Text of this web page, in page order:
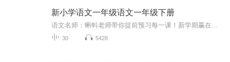
新小学语文一年级语文一年级下册
30 5428